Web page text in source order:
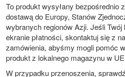
To produkt wysyłany bezpośrednio
dostawą do Europy, Stanów
wybranych regionów Azji. Jeśli
ekranie płatności, skontaktuj się z
zamówienia, abyśmy mogli pomóc
produkt z lokalnego magazynu w
W przypadku przenoszenia,